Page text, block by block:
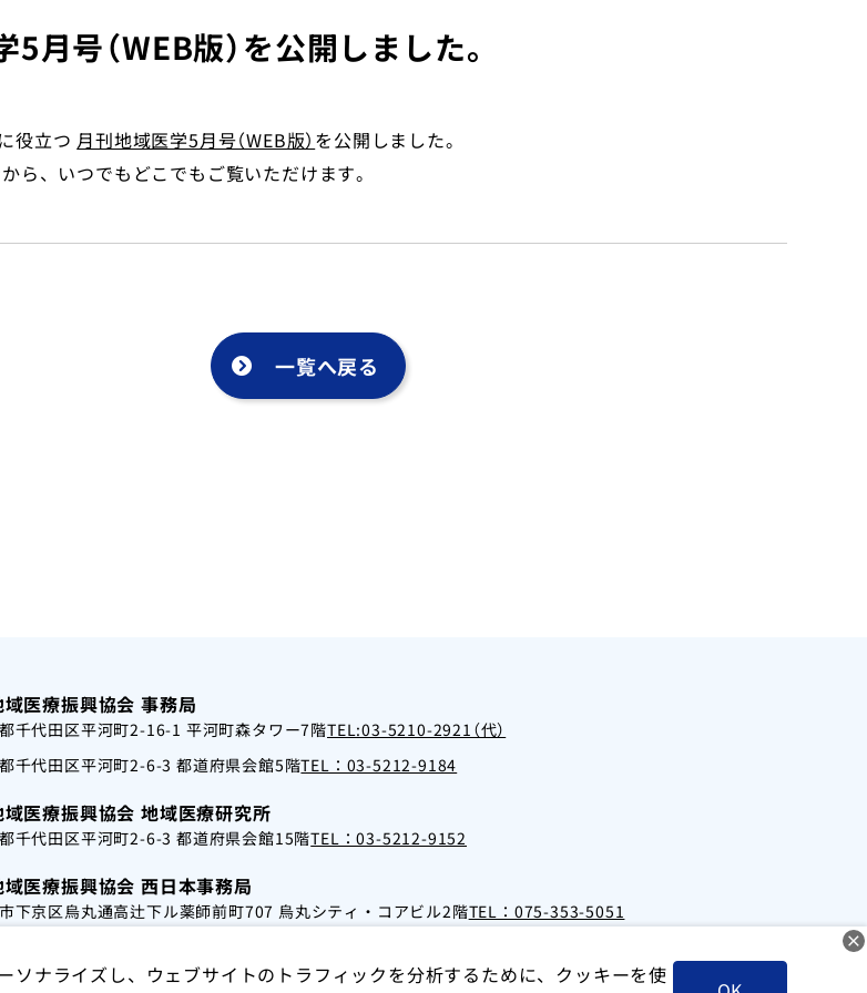
月号（WEB版）を公開しました。
役立つ 月刊地域医学5月号（WEB版） を公開しました。
ら、いつでもどこでもご覧いただけます。
一覧へ戻る
医療振興協会 事務局
千代田区平河町2-16-1 平河町森タワー7階TEL:03-5210-2921（代）
千代田区平河町2-6-3 都道府県会館5階TEL：03-5212-9184
医療振興協会 地域医療研究所
千代田区平河町2-6-3 都道府県会館15階TEL：03-5212-9152
医療振興協会 西日本事務局
下京区烏丸通高辻下ル薬師前町707 烏丸シティ・コアビル2階TEL：075-353-5051
ナライズし、ウェブサイトのトラフィックを分析するために、クッキーを使